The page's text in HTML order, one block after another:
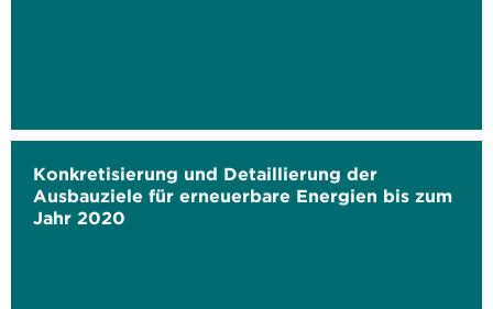
Konkretisierung und Detaillierung der
Ausbauziele für erneuerbare Energien bis zum
Jahr 2020